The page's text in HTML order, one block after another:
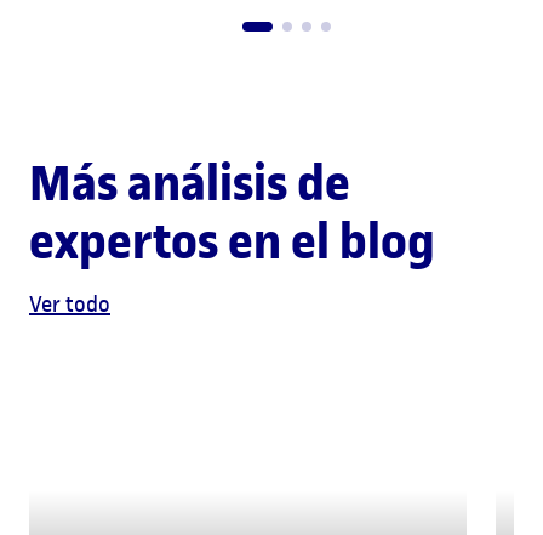
Más análisis de
expertos en el blog
Ver todo